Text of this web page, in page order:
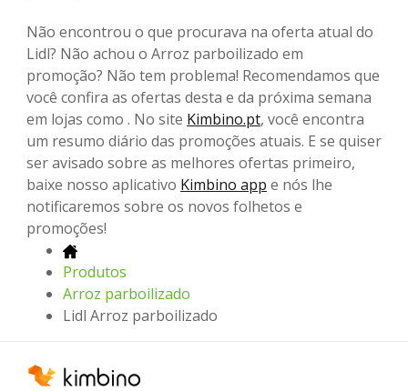
Não encontrou o que procurava na oferta atual do
Lidl? Não achou o Arroz parboilizado em
promoção? Não tem problema! Recomendamos que
você confira as ofertas desta e da próxima semana
em lojas como . No site Kimbino.pt, você encontra
um resumo diário das promoções atuais. E se quiser
ser avisado sobre as melhores ofertas primeiro,
baixe nosso aplicativo Kimbino app e nós lhe
notificaremos sobre os novos folhetos e
promoções!
Produtos
Arroz parboilizado
Lidl Arroz parboilizado